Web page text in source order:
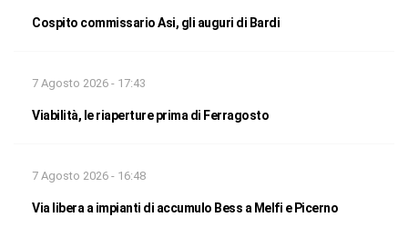
Cospito commissario Asi, gli auguri di Bardi
7 Agosto 2026 - 17:43
Viabilità, le riaperture prima di Ferragosto
7 Agosto 2026 - 16:48
Via libera a impianti di accumulo Bess a Melfi e Picerno